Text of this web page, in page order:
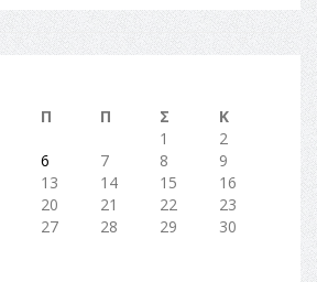
Π Π Σ
Κ
1
2
6 7 8
9
13 14 15
16
20 21 22
23
27 28 29
30